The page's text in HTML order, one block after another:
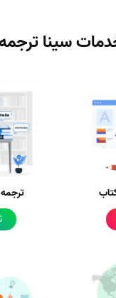
سینا